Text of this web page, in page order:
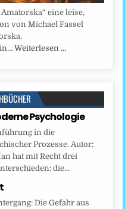
eine leise,
von Michael Fassel
Weiterlesen …
Psychologie
in die
Prozesse. Autor:
hat mit Recht drei
die...
Die Gefahr aus